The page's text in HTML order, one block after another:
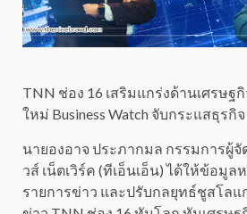
TNN ช่อง 16 เสริมแกร่งด้านเศรษฐ
ใหม่ Business Watch จับกระแสธุรกิจ
นายองอาจ ประภากมล กรรมการผู้
วส์ เน็ตเวิร์ค (ทีเอ็นเอ็น) ได้ให้ข้อมู
รายการข่าว และปรับกลยุทธ์ชูสโลแ